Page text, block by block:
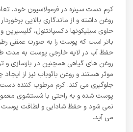
کرم دست سینره در فرمولاسیون خود،
روغن داشته و از ماندگاری بالایی
حاوی سیلیکونها دکسپانتنول،
باتر است که پوست را به صورت عمقی
حفظ آب در لایه خارجی پوست به مدت
روغن های گیاهی همچنین در بازسازی و
موثر هستند و روغن بائوباب نیز از
جلوگیری می کند. کرم مرطوب کننده
پوست شده و به راحتی با شستشوی
نمی شود و حفظ شادابی و لطافت پوست
می آید.